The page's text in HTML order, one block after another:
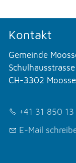
Kontakt
Gemeinde
Schulhausstrasse
CH-3302
+41 31 850 13
E-Mail